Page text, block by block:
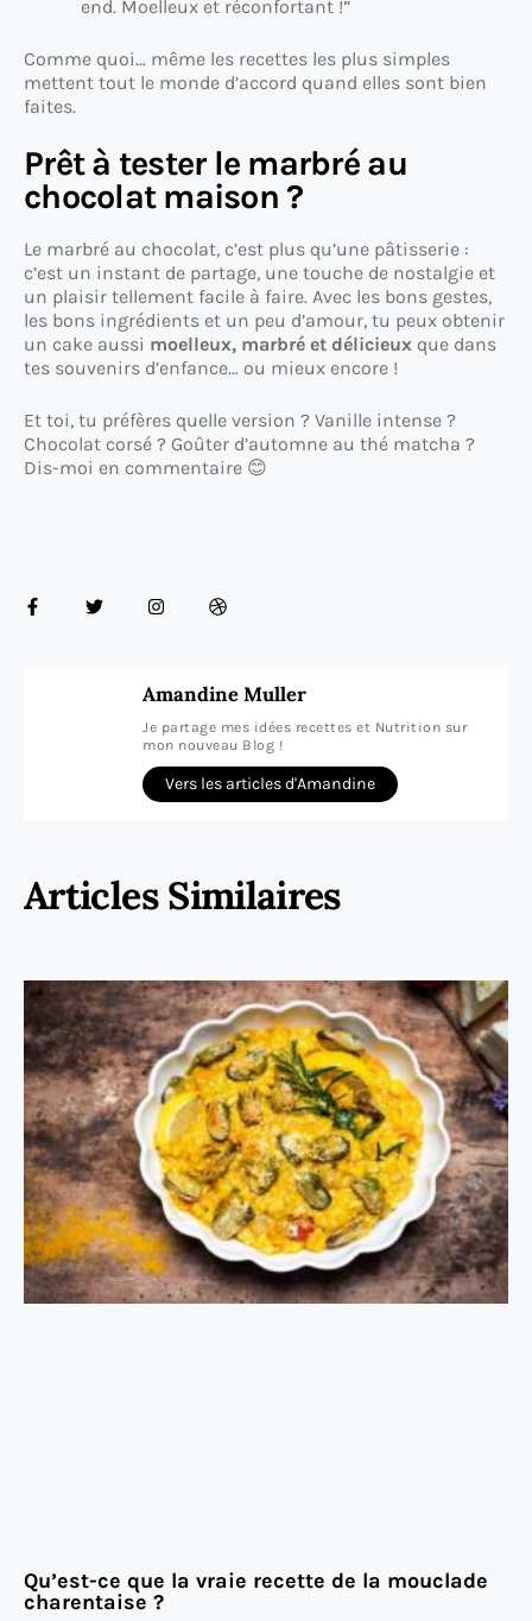
end. Moelleux et réconfortant !”
Comme quoi… même les recettes les plus simples
mettent tout le monde d’accord quand elles sont bien
faites.
Prêt à tester le marbré au
chocolat maison ?
Le marbré au chocolat, c’est plus qu’une pâtisserie :
c’est un instant de partage, une touche de nostalgie et
un plaisir tellement facile à faire. Avec les bons gestes,
les bons ingrédients et un peu d’amour, tu peux obtenir
un cake aussi moelleux, marbré et délicieux que dans
tes souvenirs d’enfance… ou mieux encore !
Et toi, tu préfères quelle version ? Vanille intense ?
Chocolat corsé ? Goûter d’automne au thé matcha ?
Dis-moi en commentaire 😊
Amandine Muller
Je partage mes idées recettes et Nutrition sur
mon nouveau Blog !
Vers les articles d'Amandine
Articles Similaires
Qu’est-ce que la vraie recette de la mouclade
charentaise ?